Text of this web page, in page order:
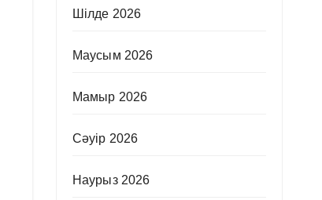
Шілде 2026
Маусым 2026
Мамыр 2026
Сәуір 2026
Наурыз 2026